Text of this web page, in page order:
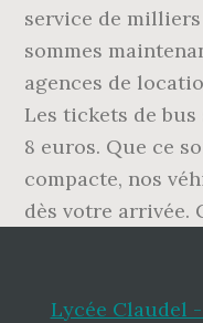
service de
sommes
agences de
Les tickets de
8 euros. Que ce
compacte, nos
dès votre arrivée.
Lycée Claudel